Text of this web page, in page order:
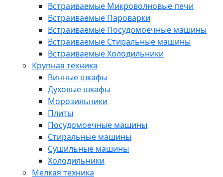
Встраиваемые Микроволновые печи
Встраиваемые Пароварки
Встраиваемые Посудомоечные машины
Встраиваемые Стиральные машины
Встраиваемые Холодильники
Крупная техника
Винные шкафы
Духовые шкафы
Морозильники
Плиты
Посудомоечные машины
Стиральные машины
Сушильные машины
Холодильники
Мелкая техника